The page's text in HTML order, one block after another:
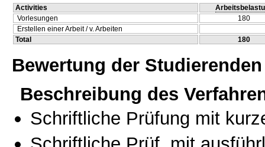
Activities
Vorlesungen
180
Erstellen einer Arbeit / v. Arbeiten
Total
180
Bewertung der Studierenden
Beschreibung des
Schriftliche Prüfung mit